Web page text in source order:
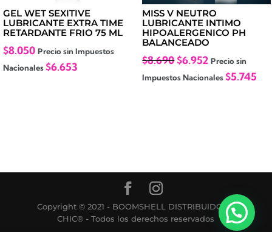
GEL WET SEXITIVE
LUBRICANTE EXTRA TIME
RETARDANTE FRIO 75 ML
$8.050 Precio sin Impuestos
Nacionales$6.653
MISS V NEUTRO
LUBRICANTE INTIMO
HIPOALERGENICO PH
BALANCEADO
$8.690El
precio
$6.952El
precio
Precio sin
Impuestos Nacionales$5.745
Copyright © 2021 - BOOMSHELL DISTRIBUIDORA
CHIC® - Todos los derechos reservados